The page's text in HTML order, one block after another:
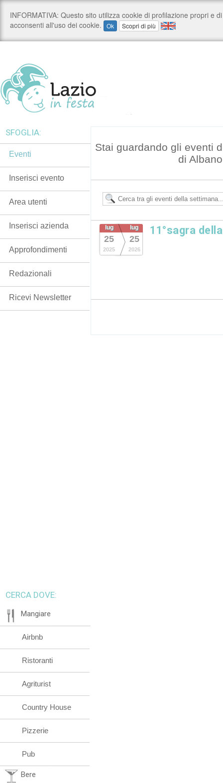
Stai guardando gli eventi
di
lug
25
2025
lug
25
2026
11°sagra
SFOGLIA:
Eventi
Inserisci evento
Area utenti
Inserisci azienda
Approfondimenti
Redazionali
Ricevi Newsletter
CERCA DOVE:
Mangiare
Airbnb
Ristoranti
Agriturist
Country House
Pizzerie
Pub
Bere